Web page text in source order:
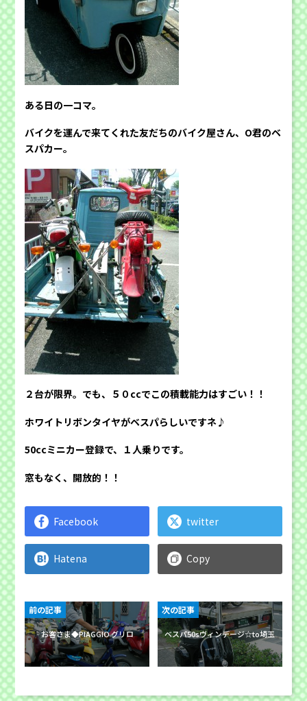
ある日の一コマ。
バイクを運んで来てくれた友だちのバイク屋さん、O君のベ
スパカー。
２台が限界。でも、５０ccでこの積載能力はすごい！！
ホワイトリボンタイヤがベスパらしいですネ♪
50ccミニカー登録で、１人乗りです。
窓もなく、開放的！！
Facebook twitter
Hatena Copy
お客さま◆PIAGGIO グリロ
前の記事
ベスパ50sヴィンデージ☆to埼玉
次の記事